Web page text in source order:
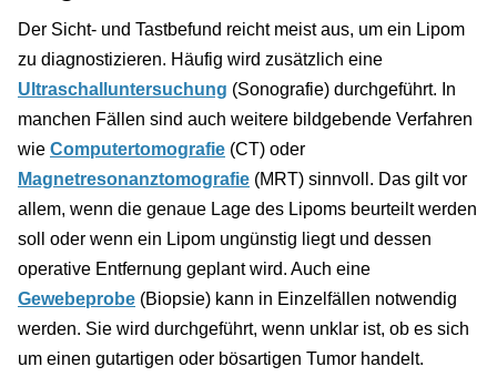
Der Sicht- und Tastbefund reicht meist aus, um ein Lipom
zu diagnostizieren. Häufig wird zusätzlich eine
Ultraschalluntersuchung (Sonografie) durchgeführt. In
manchen Fällen sind auch weitere bildgebende Verfahren
wie Computertomografie (CT) oder
Magnetresonanztomografie (MRT) sinnvoll. Das gilt vor
allem, wenn die genaue Lage des Lipoms beurteilt werden
soll oder wenn ein Lipom ungünstig liegt und dessen
operative Entfernung geplant wird. Auch eine
Gewebeprobe (Biopsie) kann in Einzelfällen notwendig
werden. Sie wird durchgeführt, wenn unklar ist, ob es sich
um einen gutartigen oder bösartigen Tumor handelt.